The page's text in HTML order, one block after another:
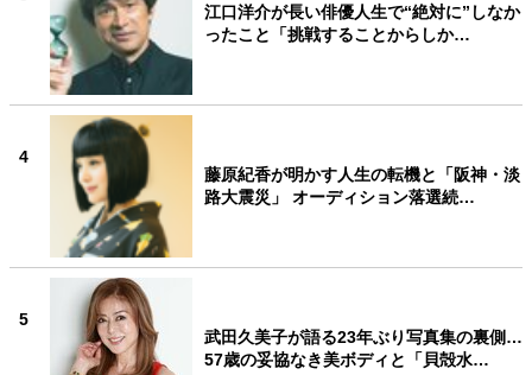
江口洋介が長い俳優人生で“絶対に”しなか
ったこと「挑戦することからしか…
4
藤原紀香が明かす人生の転機と「阪神・淡
路大震災」 オーディション落選続…
5
武田久美子が語る23年ぶり写真集の裏側…
57歳の妥協なき美ボディと「貝殻水…